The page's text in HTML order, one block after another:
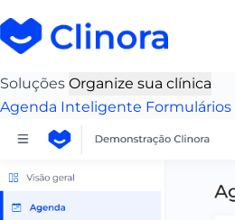
Soluções Organize sua clínica
Agenda Inteligente Formulários